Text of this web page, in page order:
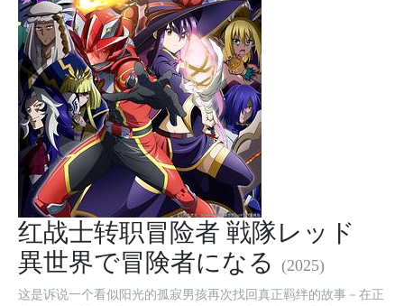
红战士转职冒险者 戦隊レッド
異世界で冒険者になる
(2025)
这是诉说一个看似阳光的孤寂男孩再次找回真正羁绊的故事－在正